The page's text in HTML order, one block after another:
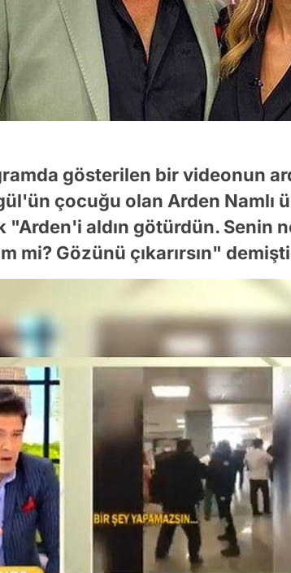
gösterilen bir videonun
çocuğu olan Arden Namlı
"Arden'i aldın götürdün. Senin
mi? Gözünü çıkarırsın"